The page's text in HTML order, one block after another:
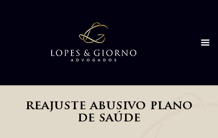
reajuste abusivo plano
de saúde